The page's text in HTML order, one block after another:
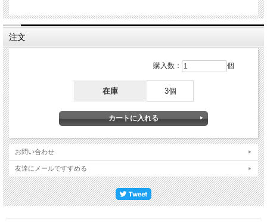
注文
購入数： 個
在庫 3個
お問い合わせ
友達にメールですすめる